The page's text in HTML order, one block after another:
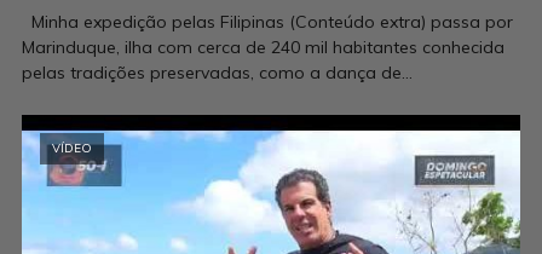
Minha expedição pelas Filipinas (Conteúdo extra) passa por
Marinduque, ilha com cerca de 240 mil habitantes conhecida
pelas tradições preservadas, como a dança de...
VÍDEO